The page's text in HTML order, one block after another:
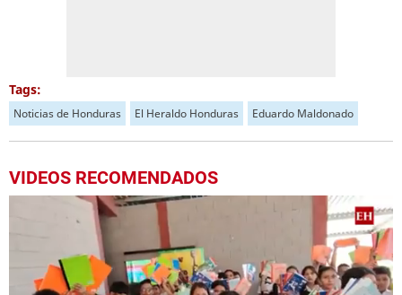
Tags:
Noticias de Honduras El Heraldo Honduras Eduardo Maldonado
VIDEOS RECOMENDADOS